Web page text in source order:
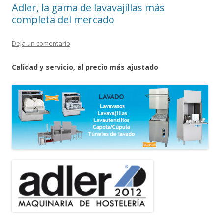
Adler, la gama de lavavajillas más
completa del mercado
Deja un comentario
Calidad y servicio, al precio más ajustado